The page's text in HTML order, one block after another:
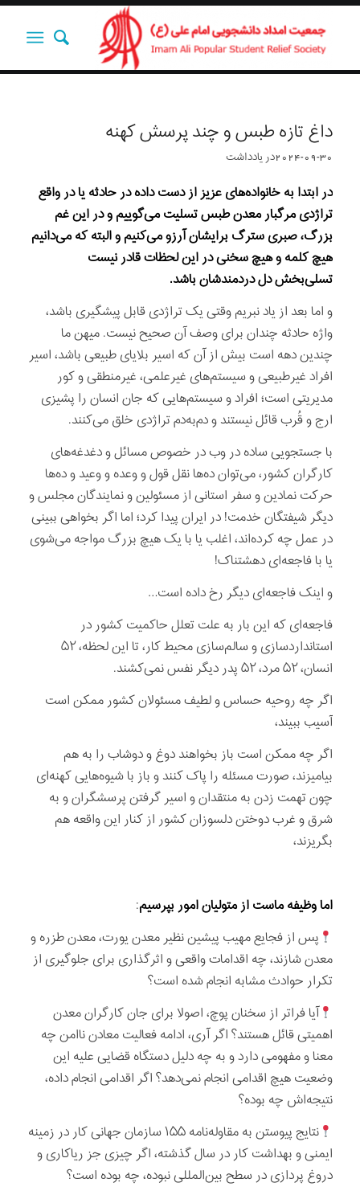
داغ تازه طبس و چند پرسش کهنه
2024-09-30دریادداشت‌‌‌‌‌‌‌
در ابتدا به خانواده‌های عزیز از دست داده در حادثه یا در واقع
تراژدی مرگبار معدن طبس تسلیت می‌گوییم و در این غم
بزرگ، صبری سترگ برایشان آرزو می‌کنیم و البته که می‌دانیم
هیچ کلمه و هیچ سخنی در این لحظات قادر نیست
تسلی‌بخش دل دردمندشان باشد.
و اما بعد از یاد نبریم وقتی یک تراژدی قابل پیشگیری باشد،
واژه حادثه چندان برای وصف آن صحیح نیست. میهن ما
چندین دهه است بیش از آن که اسیر بلایای طبیعی باشد، اسیر
افراد غیرطبیعی و سیستم‌های غیرعلمی، غیرمنطقی و کور
مدیریتی است؛ افراد و سیستم‌هایی که جان انسان را پشیزی
ارج و قُرب قائل نیستند و دم‌به‌دم تراژدی خلق می‌کنند.
با جستجویی ساده در وب در خصوص مسائل و دغدغه‌های
کارگران کشور، می‌توان ده‌ها نقل قول و وعده و وعید و ده‌ها
حرکت نمادین و سفر استانی از مسئولین و نمایندگان مجلس و
دیگر شیفتگان خدمت! در ایران پیدا کرد؛ اما اگر بخواهی ببینی
در عمل چه کرده‌اند، اغلب یا با یک هیچ بزرگ مواجه می‌شوی
یا با فاجعه‌ای دهشتناک!
و اینک فاجعه‌ای دیگر رخ داده است…
فاجعه‌ای که این بار به علت تعلل حاکمیت کشور در
استانداردسازی و سالم‌سازی محیط کار، تا این لحظه، ۵۲
انسان، ۵۲ مرد، ۵۲ پدر دیگر نفس نمی‌کشند.
اگر چه روحیه حساس و لطیف مسئولان کشور ممکن است
آسیب ببیند،
اگر چه ممکن است باز بخواهند دوغ و دوشاب را به هم
بیامیزند، صورت مسئله را پاک کنند و باز با شیوه‌هایی کهنه‌ای
چون تهمت زدن به منتقدان و اسیر گرفتن پرسشگران و به
شرق و غرب دوختن دلسوزان کشور از کنار این واقعه هم
بگریزند،
اما وظیفه ماست از متولیان امور بپرسیم:
پس از فجایع مهیب پیشین نظیر معدن یورت، معدن طزره و
معدن شازند، چه اقدامات واقعی و اثرگذاری برای جلوگیری از
تکرار حوادث مشابه انجام شده است؟
آیا فراتر از سخنان پوچ، اصولا برای جان کارگران معدن
اهمیتی قائل هستند؟ اگر آری، ادامه فعالیت معادن ناامن چه
معنا و مفهومی دارد و به چه دلیل دستگاه قضایی علیه این
وضعیت هیچ اقدامی انجام نمی‌دهد؟ اگر اقدامی انجام داده،
نتیجه‌اش چه بوده؟
نتایج پیوستن به مقاوله‌نامه ۱۵۵ سازمان جهانی کار در زمینه
ایمنی و بهداشت کار در سال گذشته، اگر چیزی جز ریاکاری و
دروغ پردازی در سطح بین‌المللی نبوده، چه بوده است؟